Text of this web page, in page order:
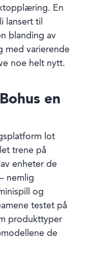
En
lansert til
blanding av
med varierende
noe helt nytt.
en
lot
trene på
enheter de
nemlig
og
testet på
produkttyper
de